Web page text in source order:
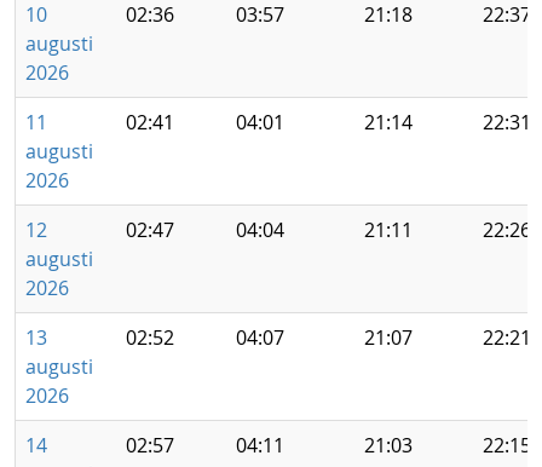
10
augusti
2026
02:36 03:57 21:18 22:37
11
augusti
2026
02:41 04:01 21:14 22:31
12
augusti
2026
02:47 04:04 21:11 22:26
13
augusti
2026
02:52 04:07 21:07 22:21
14
02:57 04:11 21:03 22:15